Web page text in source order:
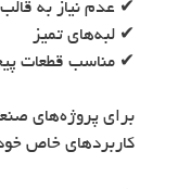
✔ عدم نیاز به قالب
✔ لبه‌های تمیز
✔ مناسب قطعات
کاربردهای خاص